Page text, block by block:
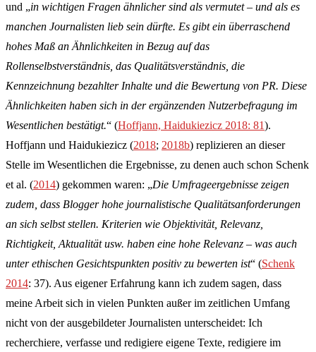
und „in wichtigen Fragen ähnlicher sind als vermutet – und als es
manchen Journalisten lieb sein dürfte. Es gibt ein überraschend
hohes Maß an Ähnlichkeiten in Bezug auf das
Rollenselbstverständnis, das Qualitätsverständnis, die
Kennzeichnung bezahlter Inhalte und die Bewertung von PR. Diese
Ähnlichkeiten haben sich in der ergänzenden Nutzerbefragung im
Wesentlichen bestätigt.“ (Hoffjann, Haidukiezicz 2018: 81).
Hoffjann und Haidukiezicz (2018; 2018b) replizieren an dieser
Stelle im Wesentlichen die Ergebnisse, zu denen auch schon Schenk
et al. (2014) gekommen waren: „Die Umfrageergebnisse zeigen
zudem, dass Blogger hohe journalistische Qualitätsanforderungen
an sich selbst stellen. Kriterien wie Objektivität, Relevanz,
Richtigkeit, Aktualität usw. haben eine hohe Relevanz – was auch
unter ethischen Gesichtspunkten positiv zu bewerten ist“ (Schenk
2014: 37). Aus eigener Erfahrung kann ich zudem sagen, dass
meine Arbeit sich in vielen Punkten außer im zeitlichen Umfang
nicht von der ausgebildeter Journalisten unterscheidet: Ich
recherchiere, verfasse und redigiere eigene Texte, redigiere im